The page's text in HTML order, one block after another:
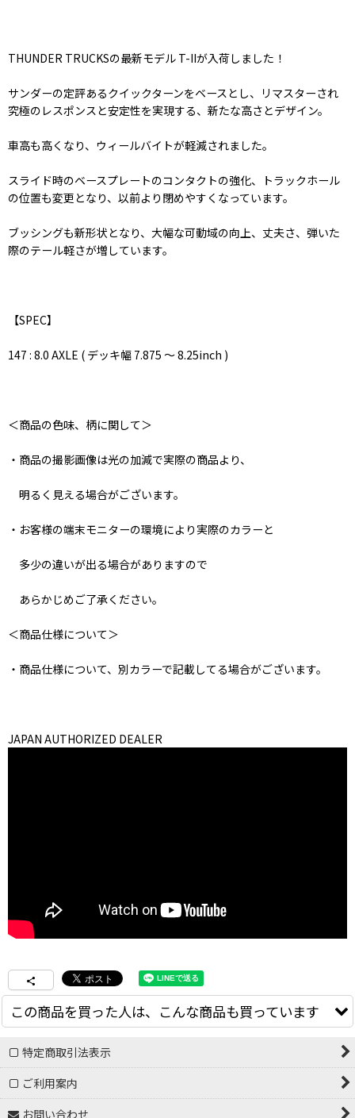
THUNDER TRUCKSの最新モデル T-IIが入荷しました！
サンダーの定評あるクイックターンをベースとし、リマスターされ
究極のレスポンスと安定性を実現する、新たな高さとデザイン。
車高も高くなり、ウィールバイトが軽減されました。
スライド時のベースプレートのコンタクトの強化、トラックホール
の位置も変更となり、以前より閉めやすくなっています。
ブッシングも新形状となり、大幅な可動域の向上、丈夫さ、弾いた
際のテール軽さが増しています。
【SPEC】
147 : 8.0 AXLE ( デッキ幅 7.875 〜 8.25inch )
＜商品の色味、柄に関して＞
・商品の撮影画像は光の加減で実際の商品より、
明るく見える場合がございます。
・お客様の端末モニターの環境により実際のカラーと
多少の違いが出る場合がありますので
あらかじめご了承ください。
＜商品仕様について＞
・商品仕様について、別カラーで記載してる場合がございます。
JAPAN AUTHORIZED DEALER
この商品を買った人は、こんな商品も買っています
特定商取引法表示
ご利用案内
お問い合わせ